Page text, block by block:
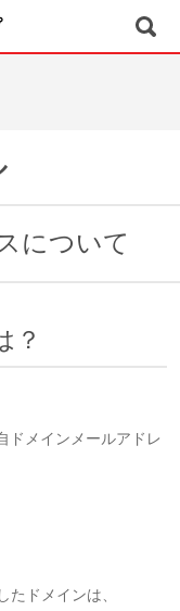
について
？
ドメインメールアドレ
ドメインは、